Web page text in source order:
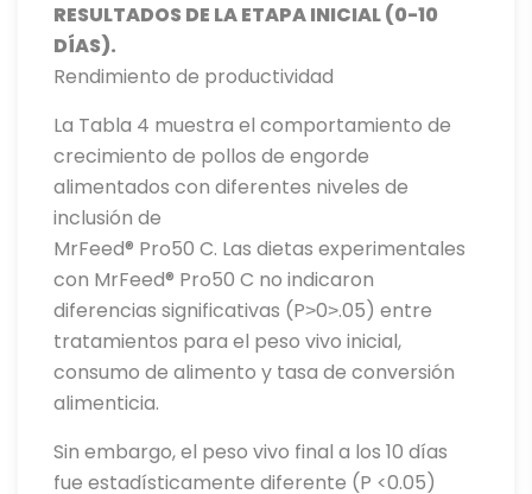
RESULTADOS DE LA ETAPA INICIAL (0-10
DÍAS).
Rendimiento de productividad
La Tabla 4 muestra el comportamiento de
crecimiento de pollos de engorde
alimentados con diferentes niveles de
inclusión de
MrFeed® Pro50 C. Las dietas experimentales
con MrFeed® Pro50 C no indicaron
diferencias significativas (P˃0˃.05) entre
tratamientos para el peso vivo inicial,
consumo de alimento y tasa de conversión
alimenticia.
Sin embargo, el peso vivo final a los 10 días
fue estadísticamente diferente (P <0.05)